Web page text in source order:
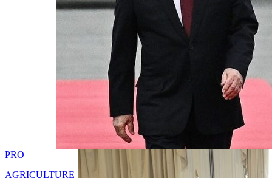
PRO
AGRICULTURE